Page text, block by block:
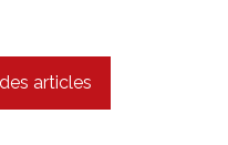
articles